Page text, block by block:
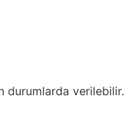
durumlarda